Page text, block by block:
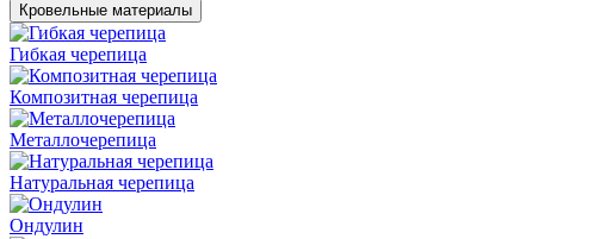
Кровельные материалы
Гибкая черепица
Композитная черепица
Металлочерепица
Натуральная черепица
Ондулин